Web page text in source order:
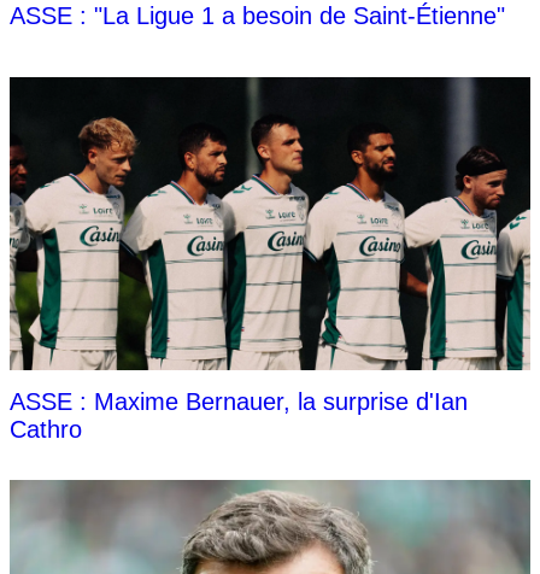
ASSE : "La Ligue 1 a besoin de Saint-Étienne"
ASSE : Maxime Bernauer, la surprise d'Ian
Cathro